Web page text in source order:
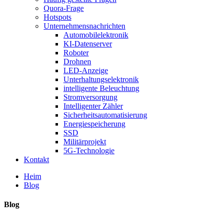
Quora-Frage
Hotspots
Unternehmensnachrichten
Automobilelektronik
KI-Datenserver
Roboter
Drohnen
LED-Anzeige
Unterhaltungselektronik
intelligente Beleuchtung
Stromversorgung
Intelligenter Zähler
Sicherheitsautomatisierung
Energiespeicherung
SSD
Militärprojekt
5G-Technologie
Kontakt
Heim
Blog
Blog